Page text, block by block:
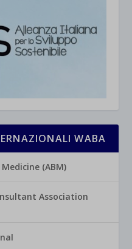
WABA
(ABM)
Association